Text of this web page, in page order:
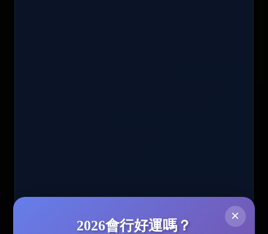
×
2026會行好運嗎？